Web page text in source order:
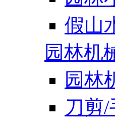
假山
园林机
园林
刀剪